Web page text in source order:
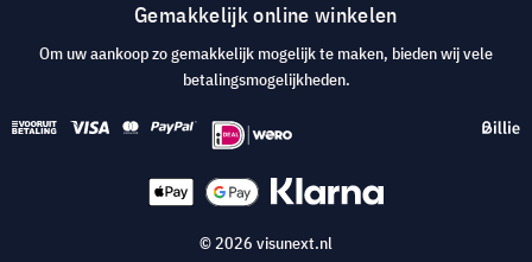
Gemakkelijk online winkelen
Om uw aankoop zo gemakkelijk mogelijk te maken, bieden wij vele
betalingsmogelijkheden.
© 2026 visunext.nl